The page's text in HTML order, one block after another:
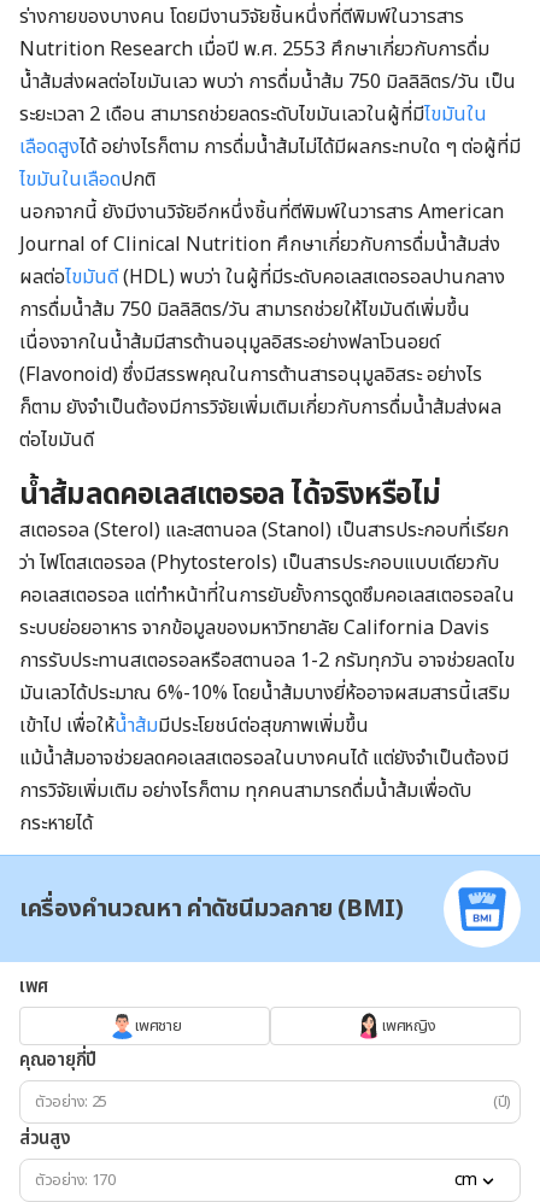
ร่างกายของบางคน โดยมีงานวิจัยชิ้นหนึ่งที่ตีพิมพ์ในวารสาร
Nutrition Research เมื่อปี พ.ศ. 2553 ศึกษาเกี่ยวกับการดื่ม
น้ำส้มส่งผลต่อไขมันเลว พบว่า การดื่มน้ำส้ม 750 มิลลิลิตร/วัน เป็น
ระยะเวลา 2 เดือน สามารถช่วยลดระดับไขมันเลวในผู้ที่มีไขมันใน
เลือดสูงได้ อย่างไรก็ตาม การดื่มน้ำส้มไม่ได้มีผลกระทบใด ๆ ต่อผู้ที่มี
ไขมันในเลือดปกติ
นอกจากนี้ ยังมีงานวิจัยอีกหนึ่งชิ้นที่ตีพิมพ์ในวารสาร American
Journal of Clinical Nutrition ศึกษาเกี่ยวกับการดื่มน้ำส้มส่ง
ผลต่อไขมันดี(HDL) พบว่า ในผู้ที่มีระดับคอเลสเตอรอลปานกลาง
การดื่มน้ำส้ม 750 มิลลิลิตร/วัน สามารถช่วยให้ไขมันดีเพิ่มขึ้น
เนื่องจากในน้ำส้มมีสารต้านอนุมูลอิสระอย่างฟลาโวนอยด์
(Flavonoid) ซึ่งมีสรรพคุณในการต้านสารอนุมูลอิสระ อย่างไร
ก็ตาม ยังจำเป็นต้องมีการวิจัยเพิ่มเติมเกี่ยวกับการดื่มน้ำส้มส่งผล
ต่อไขมันดี
น้ำส้มลดคอเลสเตอรอล ได้จริงหรือไม่
สเตอรอล (Sterol) และสตานอล (Stanol) เป็นสารประกอบที่เรียก
ว่า ไฟโตสเตอรอล (Phytosterols) เป็นสารประกอบแบบเดียวกับ
คอเลสเตอรอล แต่ทำหน้าที่ในการยับยั้งการดูดซึมคอเลสเตอรอลใน
ระบบย่อยอาหาร จากข้อมูลของมหาวิทยาลัย California Davis
การรับประทานสเตอรอลหรือสตานอล 1-2 กรัมทุกวัน อาจช่วยลดไข
มันเลวได้ประมาณ 6%-10% โดยน้ำส้มบางยี่ห้ออาจผสมสารนี้เสริม
เข้าไป เพื่อให้น้ำส้มมีประโยชน์ต่อสุขภาพเพิ่มขึ้น
แม้น้ำส้มอาจช่วยลดคอเลสเตอรอลในบางคนได้ แต่ยังจำเป็นต้องมี
การวิจัยเพิ่มเติม อย่างไรก็ตาม ทุกคนสามารถดื่มน้ำส้มเพื่อดับ
กระหายได้
เครื่องคำนวณหา ค่าดัชนีมวลกาย (BMI)
เพศ
เพศชาย เพศหญิง
คุณอายุกี่ปี
(ปี)
ส่วนสูง
cm